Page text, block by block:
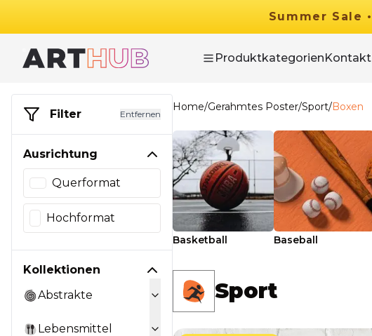
Summer Sale •
ProduktkategorienKontakt
Filter Entfernen
Ausrichtung
Querformat
Hochformat
Kollektionen
Abstrakte
Lebensmittel
Home/Gerahmtes Poster/Sport/Boxen
Basketball Baseball
Sport
Ab 49.90